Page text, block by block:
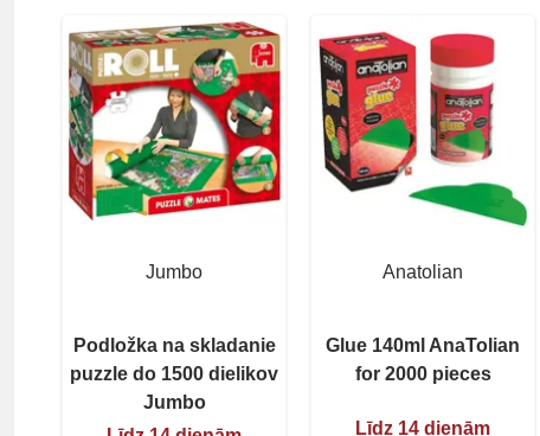
Jumbo
Podložka na skladanie
puzzle do 1500 dielikov
Jumbo
Anatolian
Glue 140ml AnaTolian
for 2000 pieces
Līdz 14 dienām